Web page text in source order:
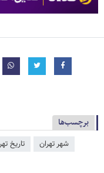
برچسب‌ها
شهر تهران تاریخ